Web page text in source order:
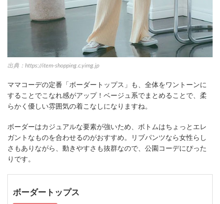
出典：https://item-shopping.c.yimg.jp
ママコーデの定番「ボーダートップス」も、全体をワントーンに
することでこなれ感がアップ！ベージュ系でまとめることで、柔
らかく優しい雰囲気の着こなしになりますね。
ボーダーはカジュアルな要素が強いため、ボトムはちょっとエレ
ガントなものを合わせるのがおすすめ。リブパンツなら女性らし
さもありながら、動きやすさも抜群なので、公園コーデにぴった
りです。
ボーダートップス